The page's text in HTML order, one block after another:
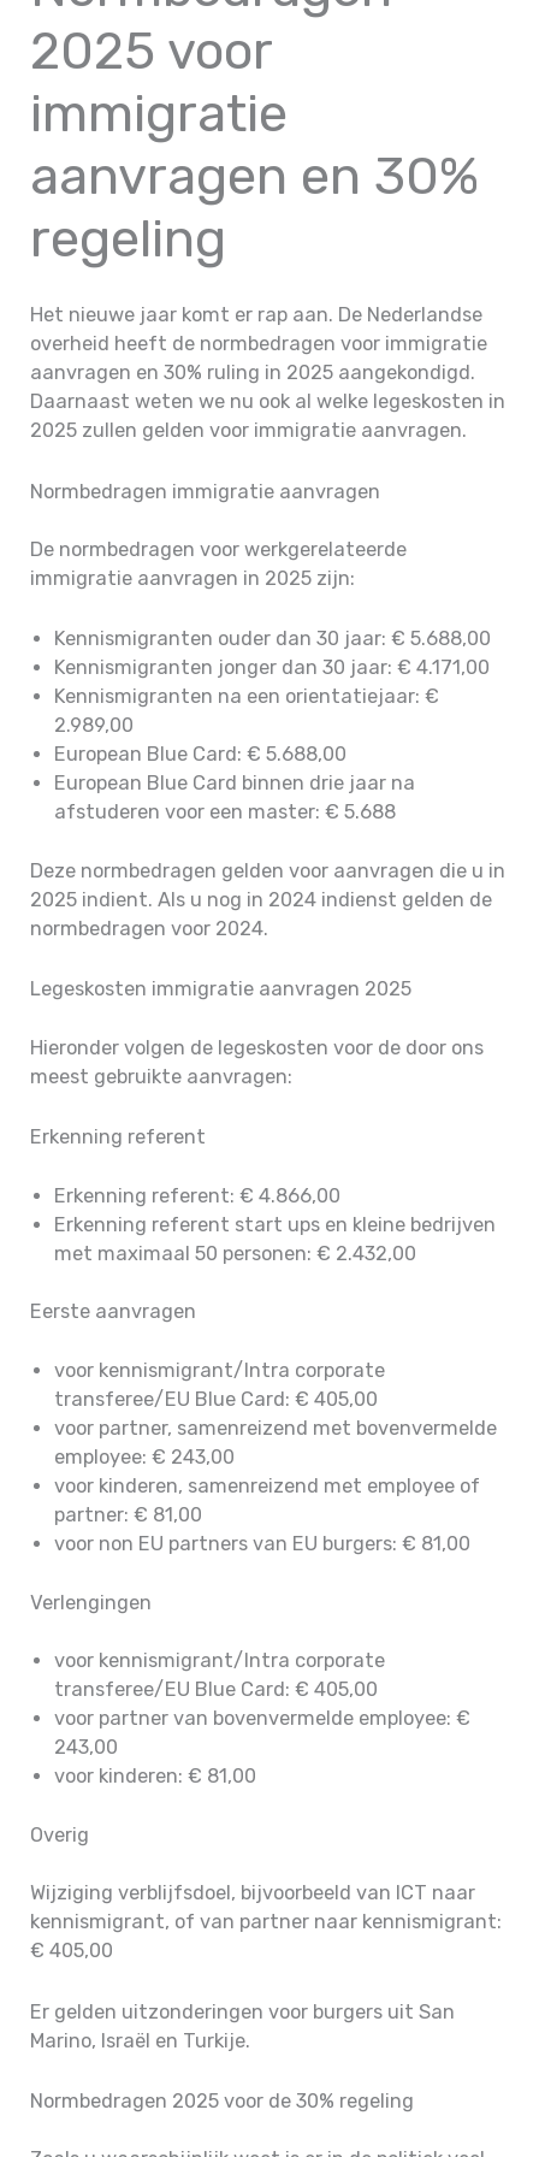
2025 voor
immigratie
aanvragen en 30%
regeling
Het nieuwe jaar komt er rap aan. De Nederlandse
overheid heeft de normbedragen voor immigratie
aanvragen en 30% ruling in 2025 aangekondigd.
Daarnaast weten we nu ook al welke legeskosten in
2025 zullen gelden voor immigratie aanvragen.
Normbedragen immigratie aanvragen
De normbedragen voor werkgerelateerde
immigratie aanvragen in 2025 zijn:
Kennismigranten ouder dan 30 jaar: € 5.688,00
Kennismigranten jonger dan 30 jaar: € 4.171,00
Kennismigranten na een orientatiejaar: €
2.989,00
European Blue Card: € 5.688,00
European Blue Card binnen drie jaar na
afstuderen voor een master: € 5.688
Deze normbedragen gelden voor aanvragen die u in
2025 indient. Als u nog in 2024 indienst gelden de
normbedragen voor 2024.
Legeskosten immigratie aanvragen 2025
Hieronder volgen de legeskosten voor de door ons
meest gebruikte aanvragen:
Erkenning referent
Erkenning referent: € 4.866,00
Erkenning referent start ups en kleine bedrijven
met maximaal 50 personen: € 2.432,00
Eerste aanvragen
voor kennismigrant/Intra corporate
transferee/EU Blue Card: € 405,00
voor partner, samenreizend met bovenvermelde
employee: € 243,00
voor kinderen, samenreizend met employee of
partner: € 81,00
voor non EU partners van EU burgers: € 81,00
Verlengingen
voor kennismigrant/Intra corporate
transferee/EU Blue Card: € 405,00
voor partner van bovenvermelde employee: €
243,00
voor kinderen: € 81,00
Overig
Wijziging verblijfsdoel, bijvoorbeeld van ICT naar
kennismigrant, of van partner naar kennismigrant:
€ 405,00
Er gelden uitzonderingen voor burgers uit San
Marino, Israël en Turkije.
Normbedragen 2025 voor de 30% regeling